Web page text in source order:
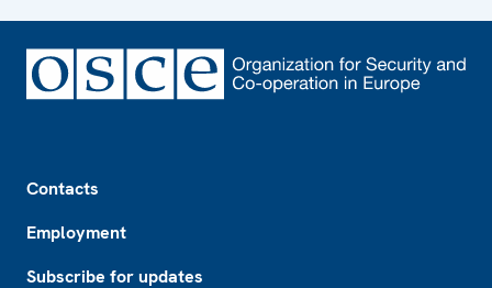
Contacts
Employment
Subscribe for updates